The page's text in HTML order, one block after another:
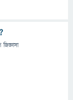
জিজ্ঞাসা